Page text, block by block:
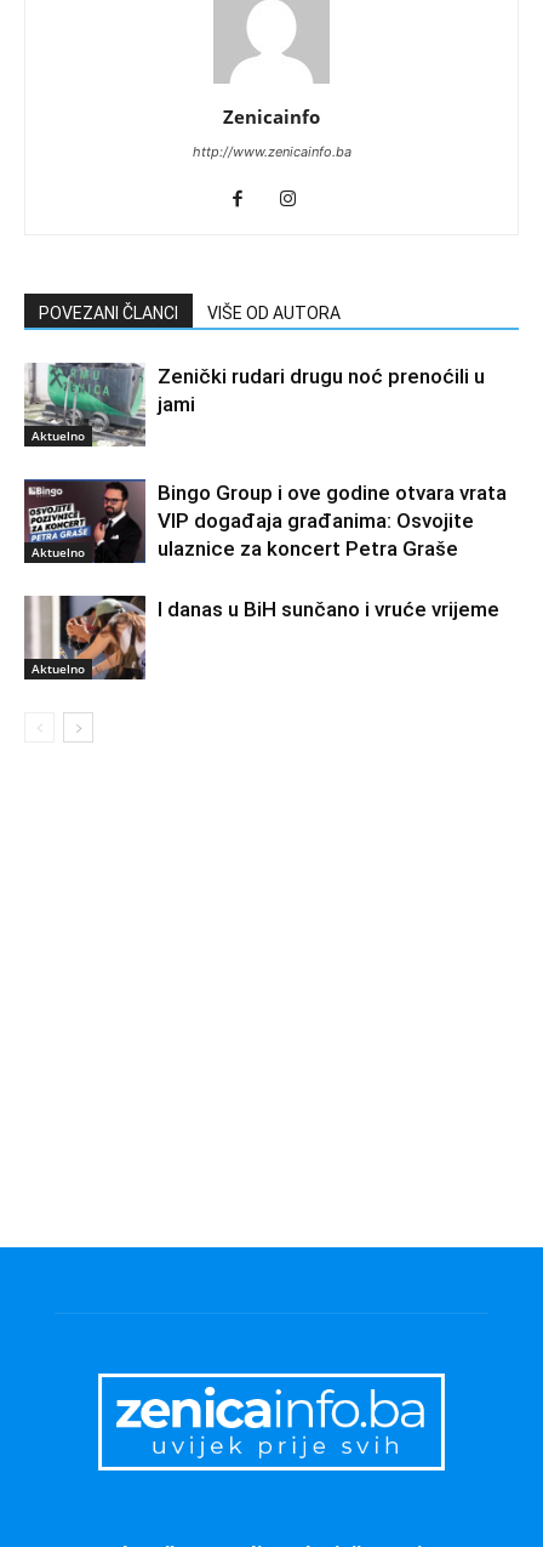
Zenicainfo
http://www.zenicainfo.ba
POVEZANI ČLANCI VIŠE OD AUTORA
Aktuelno
Zenički rudari drugu noć prenoćili u
jami
Aktuelno
Bingo Group i ove godine otvara vrata
VIP događaja građanima: Osvojite
ulaznice za koncert Petra Graše
Aktuelno
I danas u BiH sunčano i vruće vrijeme